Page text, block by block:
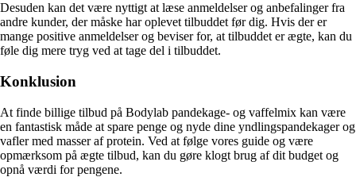
Desuden kan det være nyttigt at læse anmeldelser og anbefalinger fra
andre kunder, der måske har oplevet tilbuddet før dig. Hvis der er
mange positive anmeldelser og beviser for, at tilbuddet er ægte, kan du
føle dig mere tryg ved at tage del i tilbuddet.
Konklusion
At finde billige tilbud på Bodylab pandekage- og vaffelmix kan være
en fantastisk måde at spare penge og nyde dine yndlingspandekager og
vafler med masser af protein. Ved at følge vores guide og være
opmærksom på ægte tilbud, kan du gøre klogt brug af dit budget og
opnå værdi for pengene.